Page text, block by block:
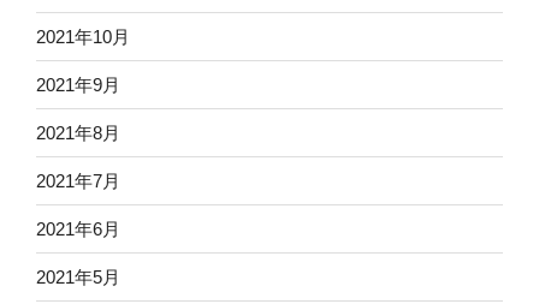
2021年10月
2021年9月
2021年8月
2021年7月
2021年6月
2021年5月